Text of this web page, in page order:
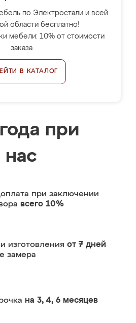
по Электростали и всей
области бесплатно!
мебели: 10% от стоимости
заказа.
В КАТАЛОГ
при
нас
при заключении
всего 10%
изготовления от 7 дней
замера
на 3, 4, 6 месяцев